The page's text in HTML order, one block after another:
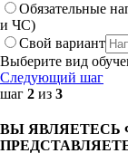
Обязательные
и ЧС)
Свой вариант
Выберите вид
Следующий шаг
шаг 2 из 3
ВЫ ЯВЛЯЕТЕСЬ